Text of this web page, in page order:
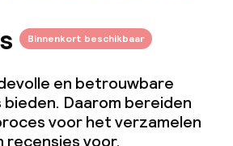
Binnenkort beschikbaar
en betrouwbare
Daarom bereiden
voor het verzamelen
recensies voor.